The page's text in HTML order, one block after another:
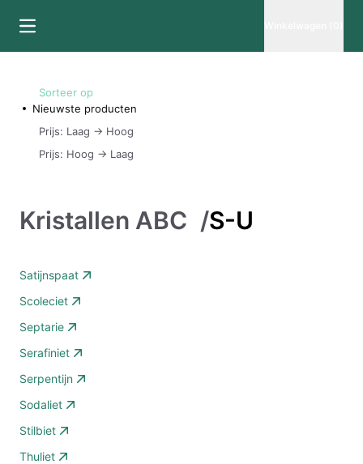
Sorteer op
Nieuwste producten
Prijs: Laag -> Hoog
Prijs: Hoog -> Laag
Kristallen ABC /S-U
Satijnspaat
Scoleciet
Septarie
Serafiniet
Serpentijn
Sodaliet
Stilbiet
Thuliet